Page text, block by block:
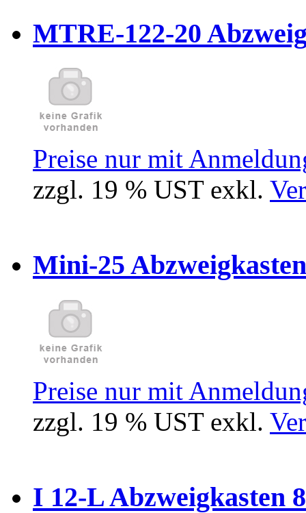
MTRE-122-20
Preise nur mit
zzgl. 19 % UST exkl.
Mini-25
Preise nur mit
zzgl. 19 % UST exkl.
I 12-L Abzweigkasten